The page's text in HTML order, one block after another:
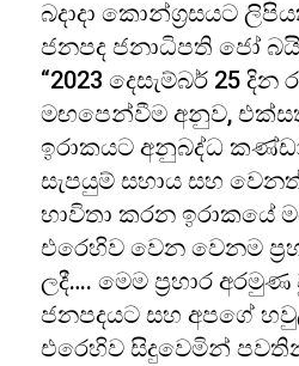
බදාදා කොන්ග්‍රසයට
ජනපද ජනාධිපති ජෝ
“2023 දෙසැම්බර් 25 දින
මඟපෙන්වීම අනුව,
ඉරාකයට අනුබද්ධ
සැපයුම් සහාය සහ
භාවිතා කරන ඉරාකයේ
එරෙහිව වෙන වෙනම
ලදී…. මෙම ප්‍රහාර
ජනපදයට සහ අපගේ
එරෙහිව සිදුවෙමින් පවතින